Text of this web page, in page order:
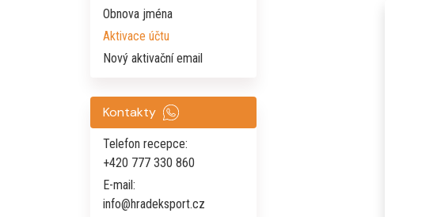
Obnova jména
Aktivace účtu
Nový aktivační email
Kontakty
Telefon recepce:
+420 777 330 860
E-mail:
info@hradeksport.cz